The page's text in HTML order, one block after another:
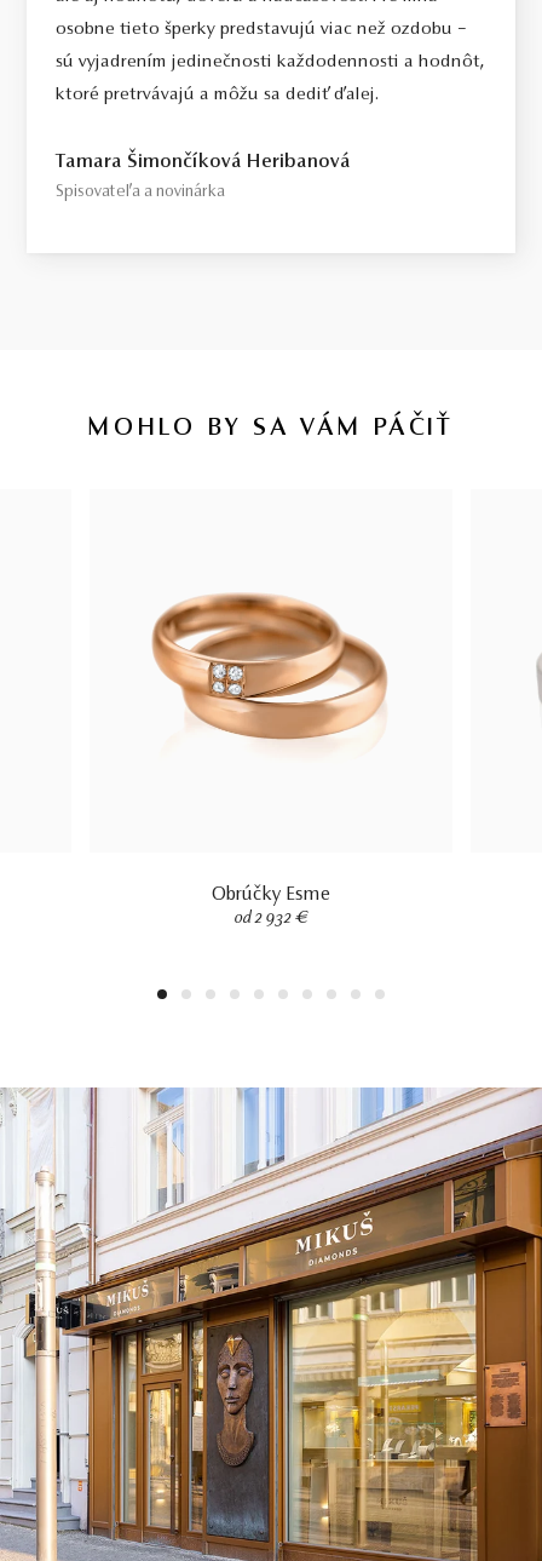
osobne tieto šperky predstavujú viac než ozdobu –
sú vyjadrením jedinečnosti každodennosti a hodnôt,
ktoré pretrvávajú a môžu sa dediť ďalej.
Tamara Šimončíková Heribanová
Spisovateľa a novinárka
MOHLO BY SA VÁM PÁČIŤ
Obrúčky Esme
od 2 932 €
1 2 3 4 5 6 7 8 9 10